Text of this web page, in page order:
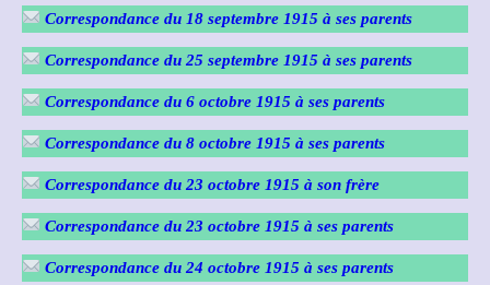
Correspondance du 18 septembre 1915 à ses parents
Correspondance du 25 septembre 1915 à ses parents
Correspondance du 6 octobre 1915 à ses parents
Correspondance du 8 octobre 1915 à ses parents
Correspondance du 23 octobre 1915 à son frère
Correspondance du 23 octobre 1915 à ses parents
Correspondance du 24 octobre 1915 à ses parents